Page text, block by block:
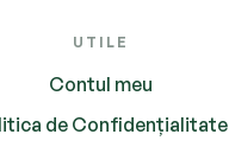
UTILE
Contul meu
de Confidențialitate